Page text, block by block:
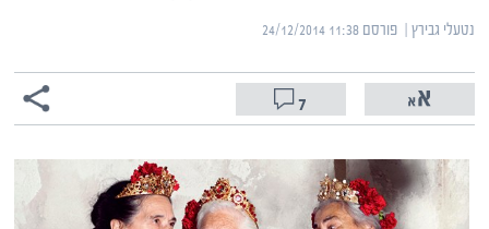
נטעלי גבירץ | ‏פורסם ‎24/12/2014 11:38
7